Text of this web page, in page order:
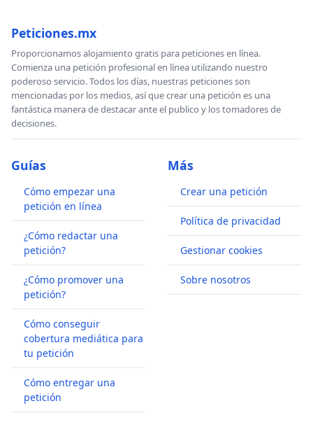
Peticiones.mx
Proporcionamos alojamiento gratis para peticiones en línea.
Comienza una petición profesional en línea utilizando nuestro
poderoso servicio. Todos los días, nuestras peticiones son
mencionadas por los medios, así que crear una petición es una
fantástica manera de destacar ante el publico y los tomadores de
decisiones.
Guías
Cómo empezar una
petición en línea
¿Cómo redactar una
petición?
¿Cómo promover una
petición?
Cómo conseguir
cobertura mediática para
tu petición
Cómo entregar una
petición
Más
Crear una petición
Política de privacidad
Gestionar cookies
Sobre nosotros